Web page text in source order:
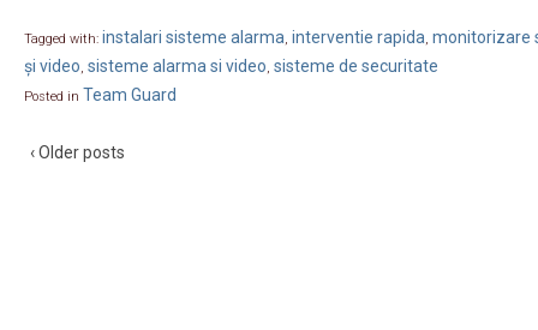
Tagged with: instalari sisteme alarma, interventie rapida, monitorizare
și video, sisteme alarma si video, sisteme de securitate
Posted in Team Guard
‹ Older posts